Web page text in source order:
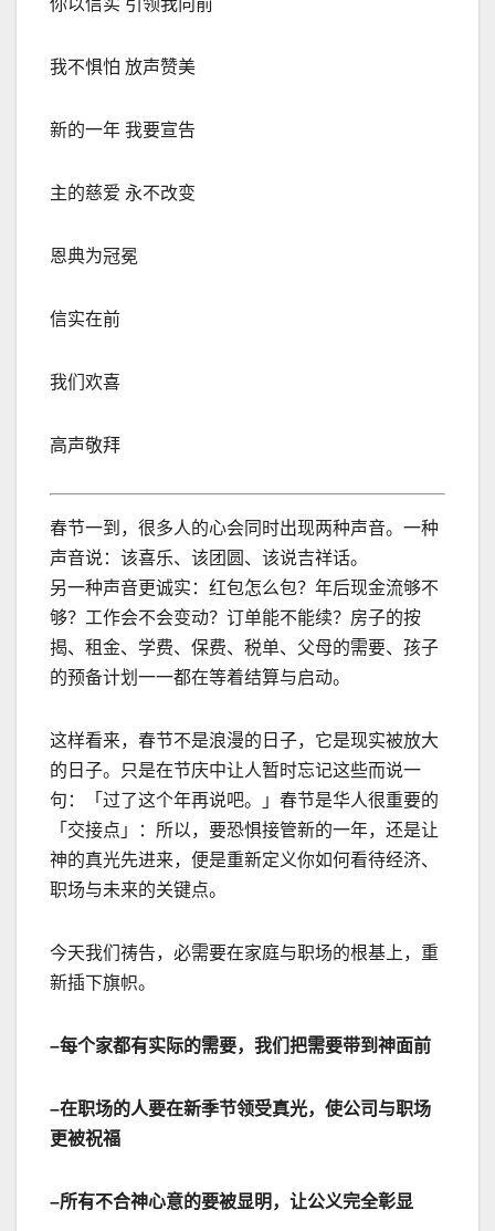
我不惧怕 放声赞美
新的一年 我要宣告
主的慈爱 永不改变
恩典为冠冕
信实在前
我们欢喜
高声敬拜
春节一到，很多人的心会同时出现两种声音。一种
声音说：该喜乐、该团圆、该说吉祥话。
另一种声音更诚实：红包怎么包？年后现金流够不
够？工作会不会变动？订单能不能续？房子的按
揭、租金、学费、保费、税单、父母的需要、孩子
的预备计划一一都在等着结算与启动。
这样看来，春节不是浪漫的日子，它是现实被放大
的日子。只是在节庆中让人暂时忘记这些而说一
句：「过了这个年再说吧。」春节是华人很重要的
「交接点」：所以，要恐惧接管新的一年，还是让
神的真光先进来，便是重新定义你如何看待经济、
职场与未来的关键点。
今天我们祷告，必需要在家庭与职场的根基上，重
新插下旗帜。
–每个家都有实际的需要，我们把需要带到神面前
–在职场的人要在新季节领受真光，使公司与职场
更被祝福
–所有不合神心意的要被显明，让公义完全彰显